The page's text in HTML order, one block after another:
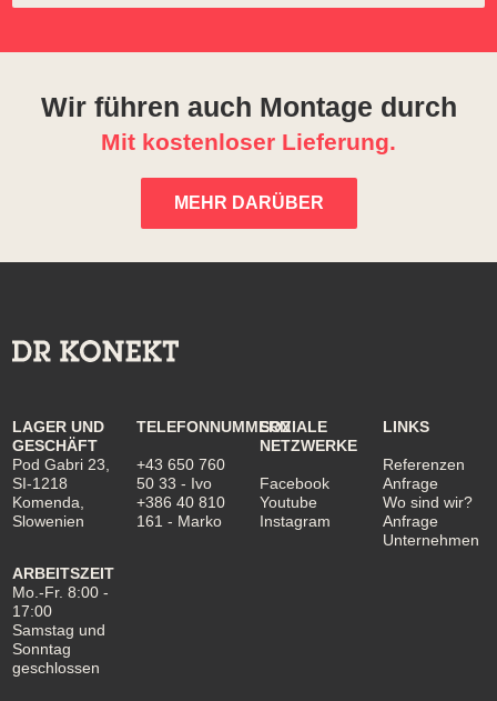
Wir führen auch Montage durch
Mit kostenloser Lieferung.
MEHR DARÜBER
LAGER UND
GESCHÄFT
Pod Gabri 23,
SI-1218
Komenda,
Slowenien
ARBEITSZEIT
Mo.-Fr. 8:00 -
17:00
Samstag und
Sonntag
geschlossen
TELEFONNUMMERN
+43 650 760
50 33 - Ivo
+386 40 810
161 - Marko
SOZIALE
NETZWERKE
Facebook
Youtube
Instagram
LINKS
Referenzen
Anfrage
Wo sind wir?
Anfrage
Unternehmen